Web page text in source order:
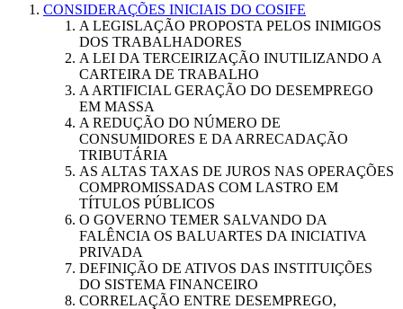
CONSIDERAÇÕES INICIAIS DO COSIFE
A LEGISLAÇÃO PROPOSTA PELOS INIMIGOS
DOS TRABALHADORES
A LEI DA TERCEIRIZAÇÃO INUTILIZANDO A
CARTEIRA DE TRABALHO
A ARTIFICIAL GERAÇÃO DO DESEMPREGO
EM MASSA
A REDUÇÃO DO NÚMERO DE
CONSUMIDORES E DA ARRECADAÇÃO
TRIBUTÁRIA
AS ALTAS TAXAS DE JUROS NAS OPERAÇÕES
COMPROMISSADAS COM LASTRO EM
TÍTULOS PÚBLICOS
O GOVERNO TEMER SALVANDO DA
FALÊNCIA OS BALUARTES DA INICIATIVA
PRIVADA
DEFINIÇÃO DE ATIVOS DAS INSTITUIÇÕES
DO SISTEMA FINANCEIRO
CORRELAÇÃO ENTRE DESEMPREGO,